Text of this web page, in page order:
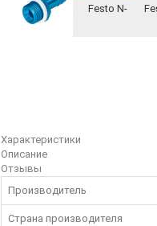
Характеристики
Описание
Отзывы
Производитель
Страна производителя